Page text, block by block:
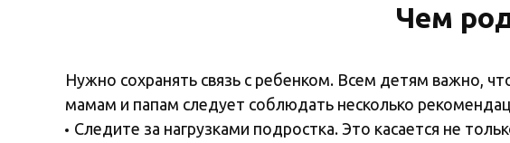
Чем
Нужно сохранять связь с ребенком. Всем детям важно,
мамам и папам следует соблюдать несколько
Следите за нагрузками подростка. Это касается не